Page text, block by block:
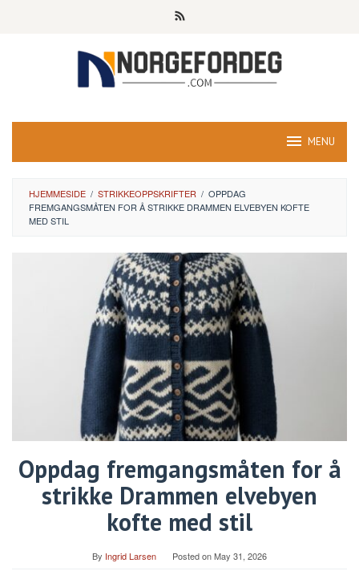
MENU
HJEMMESIDE / STRIKKEOPPSKRIFTER / OPPDAG
FREMGANGSMÅTEN FOR Å STRIKKE DRAMMEN ELVEBYEN KOFTE
MED STIL
Oppdag fremgangsmåten for å
strikke Drammen elvebyen
kofte med stil
By Ingrid Larsen Posted onMay 31, 2026